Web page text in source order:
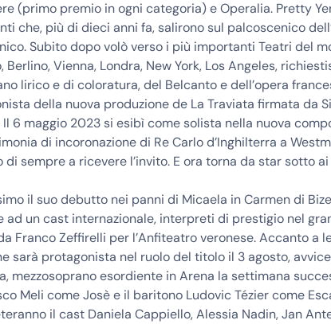
(primo premio in ogni categoria) e Operalia. Pretty
che, più di dieci anni fa, salirono sul palcoscenico
Subito dopo volò verso i più importanti Teatri del
Berlino, Vienna, Londra, New York, Los Angeles,
lirico e di coloratura, del Belcanto e dell’opera
della nuova produzione de La Traviata firmata da
Il 6 maggio 2023 si esibì come solista nella nuova
di incoronazione di Re Carlo d’Inghilterra a
di sempre a ricevere l’invito. E ora torna da star sotto
il suo debutto nei panni di Micaela in Carmen di
ad un cast internazionale, interpreti di prestigio nel
Franco Zeffirelli per l’Anfiteatro veronese. Accanto a
sarà protagonista nel ruolo del titolo il 3 agosto,
mezzosoprano esordiente in Arena la settimana
Meli come Josè e il baritono Ludovic Tézier come
il cast Daniela Cappiello, Alessia Nadin, Jan